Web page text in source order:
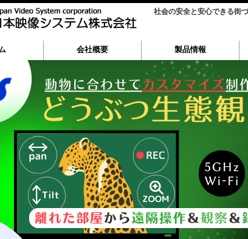
社会の安全と安心できる街
会社概要 製品情報